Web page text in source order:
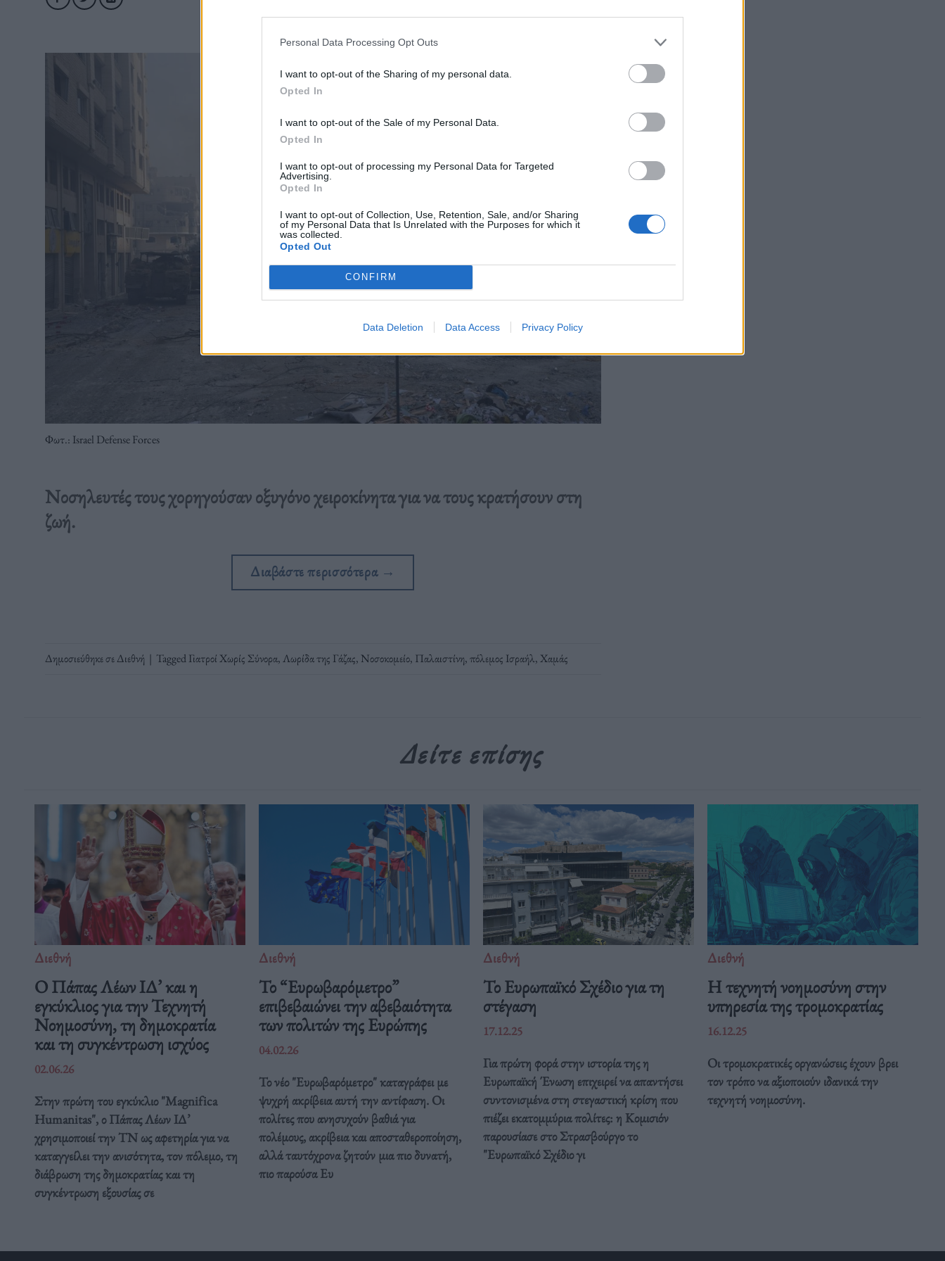
Personal Data Processing Opt Outs
I want to opt-out of the Sharing of my personal data.
Opted In
I want to opt-out of the Sale of my Personal Data.
Opted In
I want to opt-out of processing my Personal Data for Targeted
Advertising.
Opted In
I want to opt-out of Collection, Use, Retention, Sale, and/or Sharing
of my Personal Data that Is Unrelated with the Purposes for which it
was collected.
Opted Out
CONFIRM
Data Deletion Data Access Privacy Policy
Φωτ.: Israel Defense Forces
Νοσηλευτές τους χορηγούσαν οξυγόνο χειροκίνητα για να τους κρατήσουν στη
ζωή.
Διαβάστε περισσότερα →
Δημοσιεύθηκε σεΔιεθνή | TaggedΓιατροί Χωρίς Σύνορα,Λωρίδα της Γάζας, Νοσοκομείο, Παλαιστίνη,πόλεμος Ισραήλ,Χαμάς
Δείτε επίσης
Διεθνή
Ο Πάπας Λέων ΙΔ’ και η
εγκύκλιος για την Τεχνητή
Νοημοσύνη, τη δημοκρατία
και τη συγκέντρωση ισχύος
02.06.26
Στην πρώτη του εγκύκλιο "Magnifica
Humanitas", ο Πάπας Λέων ΙΔ’
χρησιμοποιεί την ΤΝ ως αφετηρία για να
καταγγείλει την ανισότητα, τον πόλεμο, τη
διάβρωση της δημοκρατίας και τη
συγκέντρωση εξουσίας σε
Διεθνή
Το “Ευρωβαρόμετρο”
επιβεβαιώνει την αβεβαιότητα
των πολιτών της Ευρώπης
04.02.26
Το νέο "Ευρωβαρόμετρο" καταγράφει με
ψυχρή ακρίβεια αυτή την αντίφαση. Oι
πολίτες που ανησυχούν βαθιά για
πολέμους, ακρίβεια και αποσταθεροποίηση,
αλλά ταυτόχρονα ζητούν μια πιο δυνατή,
πιο παρούσα Ευ
Διεθνή
Το Ευρωπαϊκό Σχέδιο για τη
στέγαση
17.12.25
Για πρώτη φορά στην ιστορία της η
Ευρωπαϊκή Ένωση επιχειρεί να απαντήσει
συντονισμένα στη στεγαστική κρίση που
πιέζει εκατομμύρια πολίτες: η Κομισιόν
παρουσίασε στο Στρασβούργο το
"Ευρωπαϊκό Σχέδιο γι
Διεθνή
Η τεχνητή νοημοσύνη στην
υπηρεσία της τρομοκρατίας
16.12.25
Οι τρομοκρατικές οργανώσεις έχουν βρει
τον τρόπο να αξιοποιούν ιδανικά την
τεχνητή νοημοσύνη.